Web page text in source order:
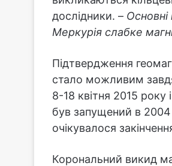
дослідники. –
Меркурія слабке
Підтвердження
стало можливим
8-18 квітня 2015
був запущений в 2004
очікувалося
Корональний викид